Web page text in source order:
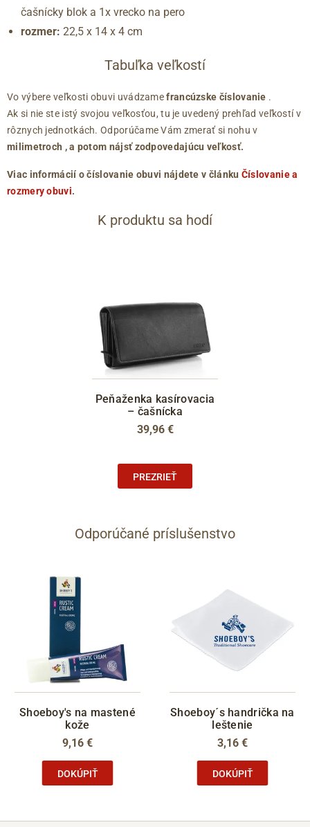
čašnícky blok a 1x vrecko na pero
rozmer: 22,5 x 14 x 4 cm
Tabuľka veľkostí
Vo výbere veľkosti obuvi uvádzamefrancúzske číslovanie .
Ak si nie ste istý svojou veľkosťou, tu je uvedený prehľad veľkostí v
rôznych jednotkách. Odporúčame Vám zmerať si nohu v
milimetroch , a potom nájsť zodpovedajúcu veľkosť.
Viac informácií o číslovanie obuvi nájdete v článku Číslovanie a
rozmery obuvi.
K produktu sa hodí
Peňaženka kasírovacia
– čašnícka
39,96 €
PREZRIEŤ
Odporúčané príslušenstvo
Shoeboy's na mastené
kože
9,16 €
DOKÚPIŤ
Shoeboy´s handrička na
leštenie
3,16 €
DOKÚPIŤ